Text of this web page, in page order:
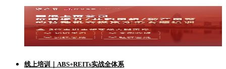
线上培训｜ABS+REITs实战全体系